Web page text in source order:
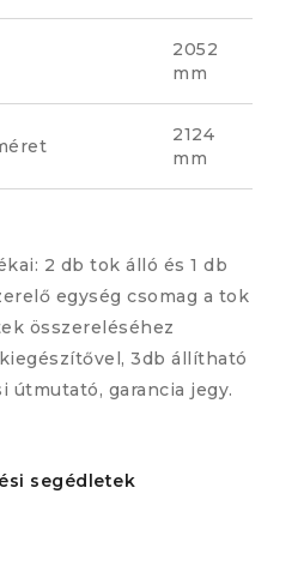
2052
mm
2124
mm
2 db tok álló és 1 db
egység csomag a tok
összereléséhez
3db állítható
útmutató, garancia jegy.
segédletek